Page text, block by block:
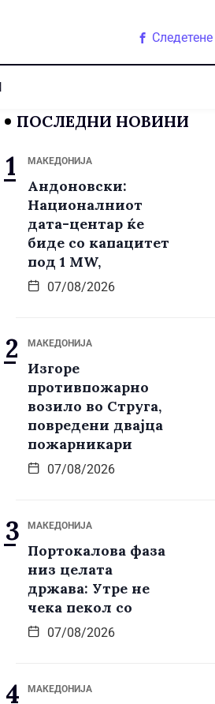
Следетене
ПОСЛЕДНИ НОВИНИ
МАКЕДОНИЈА
Андоновски:
Националниот
дата-центар ќе
биде со капацитет
под 1 MW,
07/08/2026
МАКЕДОНИЈА
Изгоре
противпожарно
возило во Струга,
повредени двајца
пожарникари
07/08/2026
МАКЕДОНИЈА
Портокалова фаза
низ целата
држава: Утре не
чека пекол со
07/08/2026
МАКЕДОНИЈА